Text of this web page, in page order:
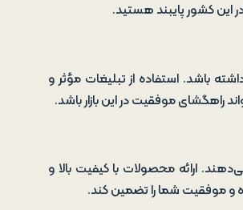
این کشور پایبند هستید.
باشد. استفاده از تبلیغات مؤثر و
راهگشای موفقیت در این بازار باشد.
ارائه محصولات با کیفیت بالا و
و موفقیت شما را تضمین کند.